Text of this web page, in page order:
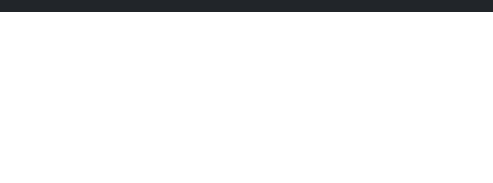
Umzug von Mönchengladbach nach Brunei